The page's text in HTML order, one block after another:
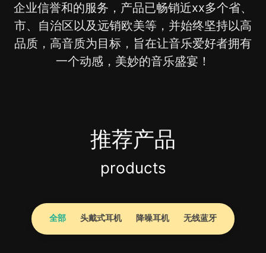
企业信誉和的服务，产品已畅销近xx多个省、
市、自治区以及远销欧美等，并始终坚持以高
品质，高音质为目标，旨在让音乐爱好者拥有
一个动感，美妙的音乐盛宴！
推荐产品
products
全部 头戴式耳机 降噪耳机 无线蓝牙